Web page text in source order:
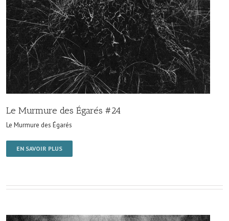
Le Murmure des Égarés #24
Le Murmure des Égarés
EN SAVOIR PLUS